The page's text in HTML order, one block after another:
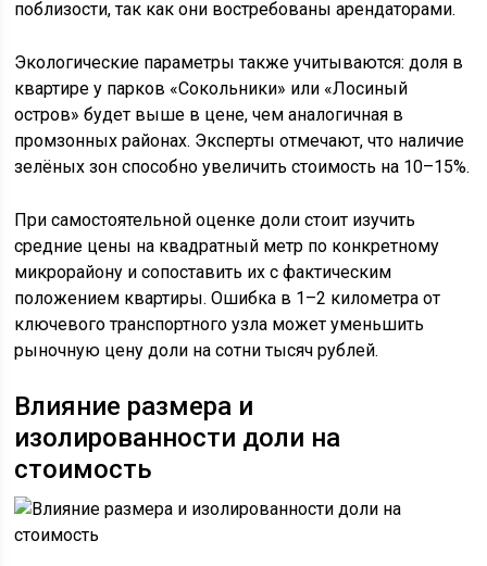
поблизости, так как они востребованы арендаторами.
Экологические параметры также учитываются: доля в
квартире у парков «Сокольники» или «Лосиный
остров» будет выше в цене, чем аналогичная в
промзонных районах. Эксперты отмечают, что наличие
зелёных зон способно увеличить стоимость на 10–15%.
При самостоятельной оценке доли стоит изучить
средние цены на квадратный метр по конкретному
микрорайону и сопоставить их с фактическим
положением квартиры. Ошибка в 1–2 километра от
ключевого транспортного узла может уменьшить
рыночную цену доли на сотни тысяч рублей.
Влияние размера и
изолированности доли на
стоимость